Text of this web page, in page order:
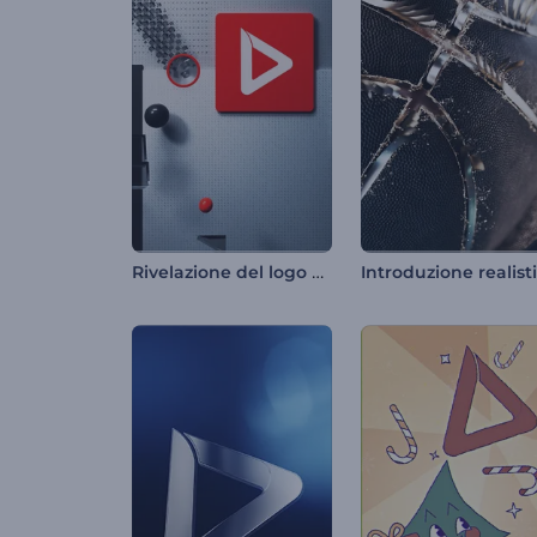
Rivelazione del logo geometrico in 3D